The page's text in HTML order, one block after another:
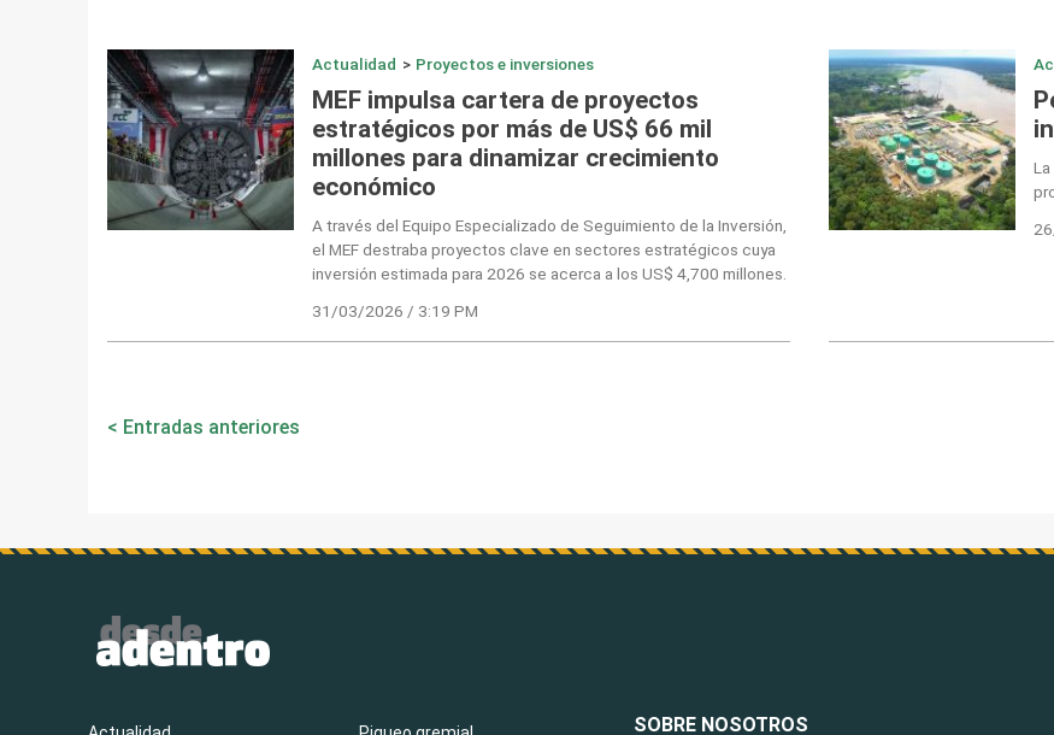
Actualidad > Proyectos e inversiones
MEF impulsa cartera de proyectos
estratégicos por más de US$ 66 mil
millones para dinamizar crecimiento
económico
A través del Equipo Especializado de Seguimiento de la Inversión,
el MEF destraba proyectos clave en sectores estratégicos cuya
inversión estimada para 2026 se acerca a los US$ 4,700 millones.
31/03/2026 / 3:19 PM
Navegación
Entradas anteriores
SOBRE NOSOTROS